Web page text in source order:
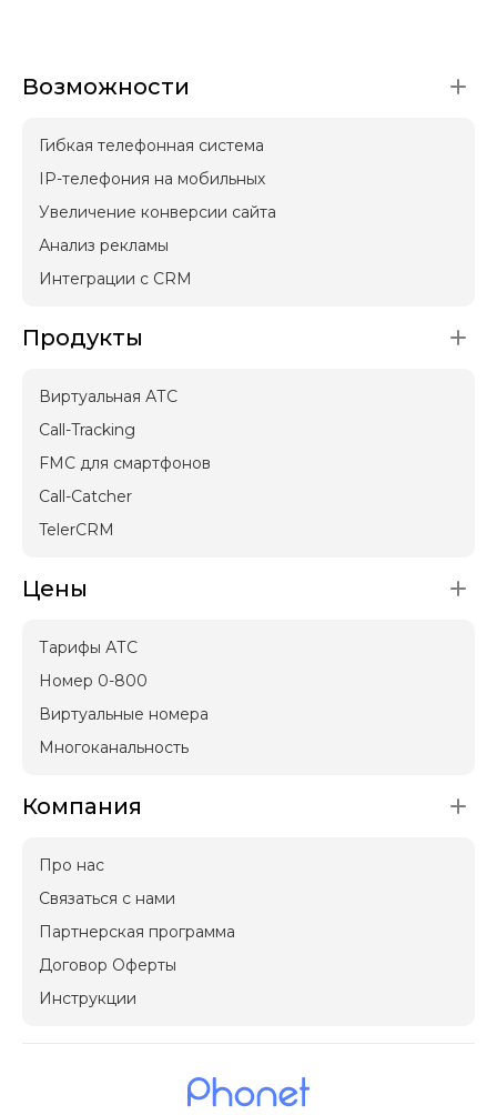
Возможности
Гибкая телефонная система
IP-телефония на мобильных
Увеличение конверсии сайта
Анализ рекламы
Интеграции с CRM
Продукты
Виртуальная АТС
Call-Tracking
FMC для смартфонов
Call-Catcher
TelerCRM
Цены
Тарифы АТС
Номер 0-800
Виртуальные номера
Многоканальность
Компания
Про нас
Связаться с нами
Партнерская программа
Договор Оферты
Инструкции